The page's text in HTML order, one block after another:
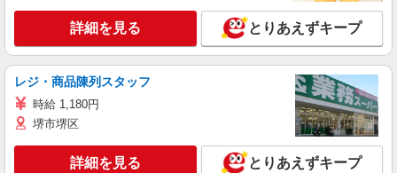
詳細を見る とりあえずキープ
レジ・商品陳列スタッフ
時給 1,180円
堺市堺区
詳細を見る とりあえずキープ